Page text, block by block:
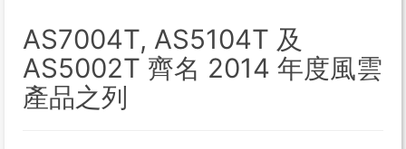
AS7004T, AS5104T 及
AS5002T 齊名 2014 年度風雲
產品之列